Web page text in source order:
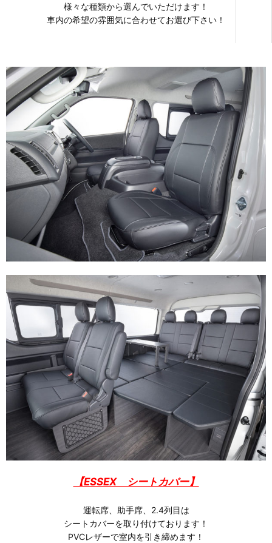
様々な種類から選んでいただけます！
車内の希望の雰囲気に合わせてお選び下さい！
【ESSEX シートカバー】
運転席、助手席、2.4列目は
シートカバーを取り付けております！
PVCレザーで室内を引き締めます！